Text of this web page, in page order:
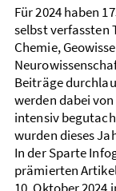
Für 2024 haben
selbst verfassten
Chemie,
Beiträge
werden dabei
intensiv
wurden dieses
In der Sparte
prämierten